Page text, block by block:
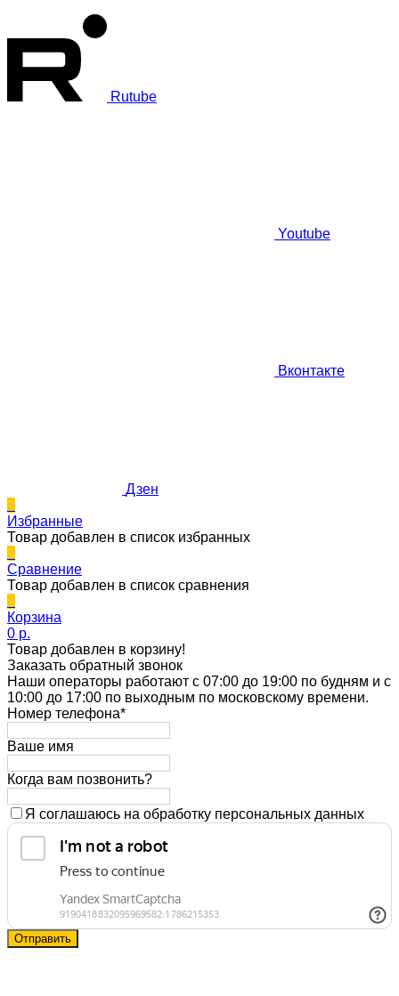
Rutube
Youtube
Вконтакте
Дзен
Избранные
Товар добавлен в список избранных
Сравнение
Товар добавлен в список сравнения
Корзина
0 p.
Товар добавлен в корзину!
Заказать обратный звонок
Наши операторы работают с 07:00 до 19:00 по будням и с
10:00 до 17:00 по выходным по московскому времени.
Номер телефона*
Ваше имя
Когда вам позвонить?
Я соглашаюсь на обработку персональных данных